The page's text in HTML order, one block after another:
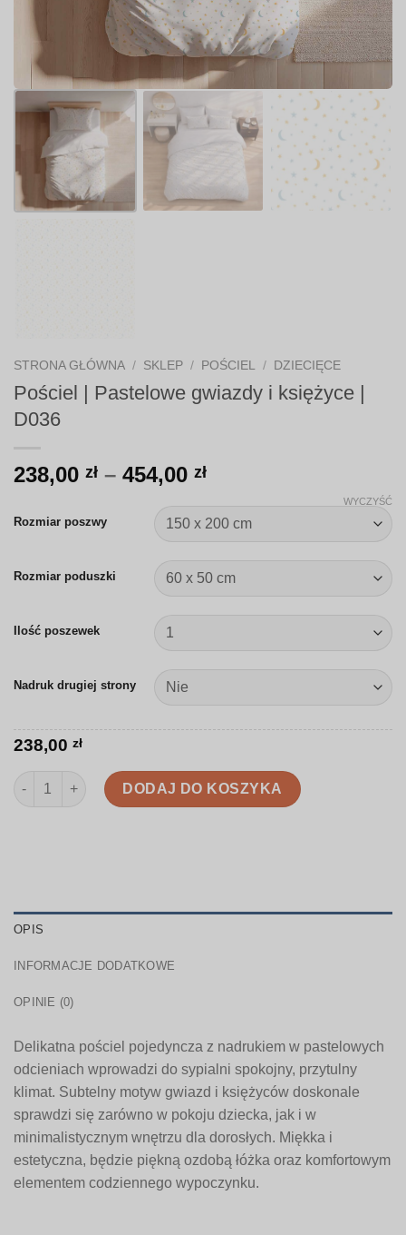
STRONA GŁÓWNA / SKLEP / POŚCIEL / DZIECIĘCE
Pościel | Pastelowe gwiazdy i księżyce |
D036
238,00 zł – 454,00 złZakres
od
238,00 zł
do
454,00 zł
Rozmiar poszwy
Rozmiar poduszki
Ilość poszewek
Nadruk drugiej strony
WYCZYŚĆ
238,00 zł
ilość Pościel | Pastelowe gwiazdy i księżyce | D036
DODAJ DO KOSZYKA
OPIS
INFORMACJE DODATKOWE
OPINIE (0)
Delikatna pościel pojedyncza z nadrukiem w pastelowych
odcieniach wprowadzi do sypialni spokojny, przytulny
klimat. Subtelny motyw gwiazd i księżyców doskonale
sprawdzi się zarówno w pokoju dziecka, jak i w
minimalistycznym wnętrzu dla dorosłych. Miękka i
estetyczna, będzie piękną ozdobą łóżka oraz komfortowym
elementem codziennego wypoczynku.